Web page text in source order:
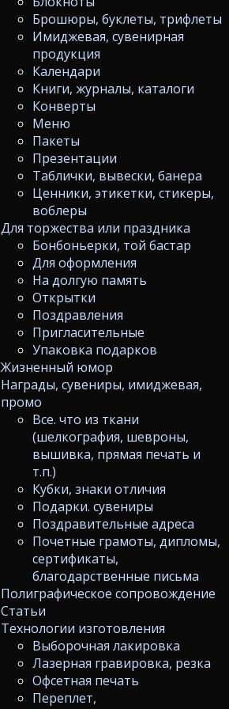
Брошюры, буклеты, трифлеты
Имиджевая, сувенирная
продукция
Календари
Книги, журналы, каталоги
Конверты
Меню
Пакеты
Презентации
Таблички, вывески, банера
Ценники, этикетки, стикеры,
воблеры
Для торжества или праздника
Бонбоньерки, той бастар
Для оформления
На долгую память
Открытки
Поздравления
Пригласительные
Упаковка подарков
Жизненный юмор
Награды, сувениры, имиджевая,
промо
Все. что из ткани
(шелкография, шевроны,
вышивка, прямая печать и
т.п.)
Кубки, знаки отличия
Подарки. сувениры
Поздравительные адреса
Почетные грамоты, дипломы,
сертификаты,
благодарственные письма
Полиграфическое сопровождение
Статьи
Технологии изготовления
Выборочная лакировка
Лазерная гравировка, резка
Офсетная печать
Переплет,